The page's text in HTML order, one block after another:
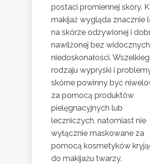
postaci promiennej skóry.
makijaż wygląda znacznie
na skórze odżywionej i
nawilżonej bez widocznych
niedoskonałości.
rodzaju wypryski i
skórne powinny być
za pomocą produktów
pielęgnacyjnych lub
leczniczych, natomiast nie
wyłącznie maskowane za
pomocą kosmetyków
do makijażu twarzy.